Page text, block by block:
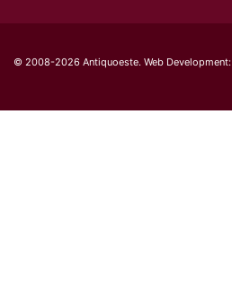
© 2008-2026 Antiquoeste. Web Development: